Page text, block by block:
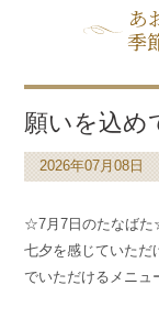
あ
季
願いを込め
2026年07月08日
☆7月7日のたなば
七夕を感じていただ
でいただけるメニュ